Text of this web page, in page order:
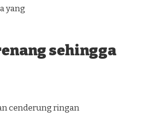
yang
sehingga
cenderung ringan